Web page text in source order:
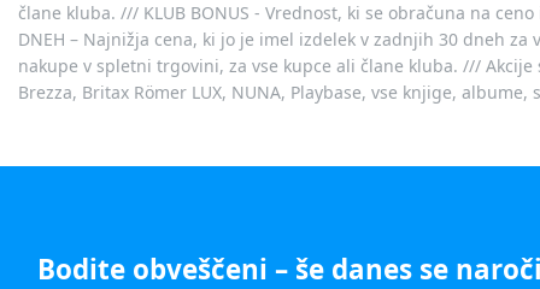
člane kluba. /// KLUB BONUS - Vrednost, ki se obračuna na
DNEH – Najnižja cena, ki jo je imel izdelek v zadnjih 30 dneh
nakupe v spletni trgovini, za vse kupce ali člane kluba. ///
Brezza, Britax Römer LUX, NUNA, Playbase, vse knjige,
Bodite obveščeni – še danes se